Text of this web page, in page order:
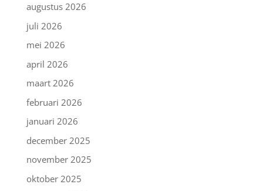
augustus 2026
juli 2026
mei 2026
april 2026
maart 2026
februari 2026
januari 2026
december 2025
november 2025
oktober 2025